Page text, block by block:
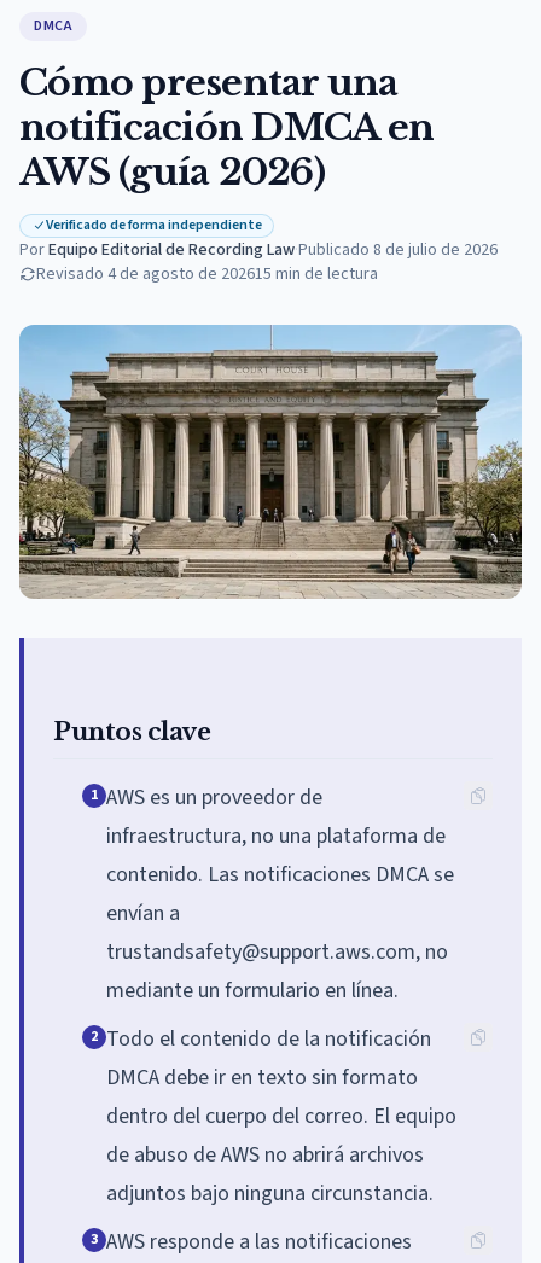
DMCA
Cómo presentar una
notificación DMCA en
AWS (guía 2026)
Verificado de forma independiente
PorEquipo Editorial de Recording Law·Publicado 8 de julio de 2026
Revisado 4 de agosto de 202615 min de lectura
Puntos clave
1 AWS es un proveedor de
infraestructura, no una plataforma de
contenido. Las notificaciones DMCA se
envían a
trustandsafety@support.aws.com, no
mediante un formulario en línea.
2 Todo el contenido de la notificación
DMCA debe ir en texto sin formato
dentro del cuerpo del correo. El equipo
de abuso de AWS no abrirá archivos
adjuntos bajo ninguna circunstancia.
3 AWS responde a las notificaciones